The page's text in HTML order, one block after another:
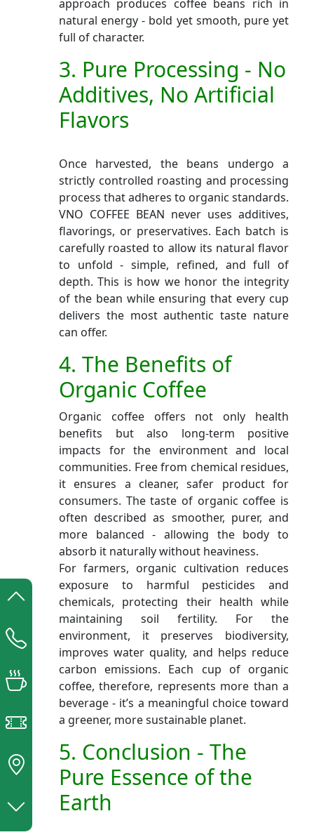
approach produces coffee beans rich in
natural energy - bold yet smooth, pure yet
full of character.
3. Pure Processing - No
Additives, No Artificial
Flavors
Once harvested, the beans undergo a
strictly controlled roasting and processing
process that adheres to organic standards.
VNO COFFEE BEAN never uses additives,
flavorings, or preservatives. Each batch is
carefully roasted to allow its natural flavor
to unfold - simple, refined, and full of
depth. This is how we honor the integrity
of the bean while ensuring that every cup
delivers the most authentic taste nature
can offer.
4. The Benefits of
Organic Coffee
Organic coffee offers not only health
benefits but also long-term positive
impacts for the environment and local
communities. Free from chemical residues,
it ensures a cleaner, safer product for
consumers. The taste of organic coffee is
often described as smoother, purer, and
more balanced - allowing the body to
absorb it naturally without heaviness.
For farmers, organic cultivation reduces
exposure to harmful pesticides and
chemicals, protecting their health while
maintaining soil fertility. For the
environment, it preserves biodiversity,
improves water quality, and helps reduce
carbon emissions. Each cup of organic
coffee, therefore, represents more than a
beverage - it’s a meaningful choice toward
a greener, more sustainable planet.
5. Conclusion - The
Pure Essence of the
Earth